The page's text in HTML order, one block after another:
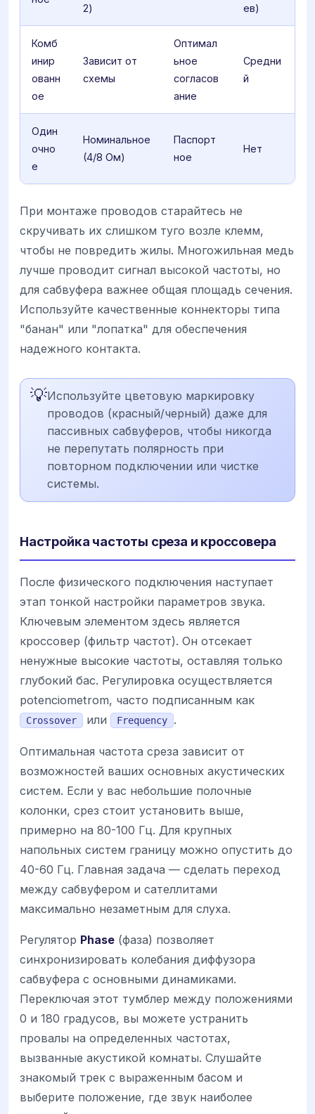
2) ев)
Комб
инир
ованн
ое
Зависит от
схемы
Оптимал
ьное
согласов
ание
Средни
й
Один
очно
е
Номинальное
(4/8 Ом)
Паспорт
ное
Нет
При монтаже проводов старайтесь не
скручивать их слишком туго возле клемм,
чтобы не повредить жилы. Многожильная медь
лучше проводит сигнал высокой частоты, но
для сабвуфера важнее общая площадь сечения.
Используйте качественные коннекторы типа
"банан" или "лопатка" для обеспечения
надежного контакта.
💡Используйте цветовую маркировку
проводов (красный/черный) даже для
пассивных сабвуферов, чтобы никогда
не перепутать полярность при
повторном подключении или чистке
системы.
Настройка частоты среза и кроссовера
После физического подключения наступает
этап тонкой настройки параметров звука.
Ключевым элементом здесь является
кроссовер (фильтр частот). Он отсекает
ненужные высокие частоты, оставляя только
глубокий бас. Регулировка осуществляется
potenciometrom, часто подписанным как
Crossover или Frequency .
Оптимальная частота среза зависит от
возможностей ваших основных акустических
систем. Если у вас небольшие полочные
колонки, срез стоит установить выше,
примерно на 80-100 Гц. Для крупных
напольных систем границу можно опустить до
40-60 Гц. Главная задача — сделать переход
между сабвуфером и сателлитами
максимально незаметным для слуха.
Регулятор Phase (фаза) позволяет
синхронизировать колебания диффузора
сабвуфера с основными динамиками.
Переключая этот тумблер между положениями
0 и 180 градусов, вы можете устранить
провалы на определенных частотах,
вызванные акустикой комнаты. Слушайте
знакомый трек с выраженным басом и
выберите положение, где звук наиболее